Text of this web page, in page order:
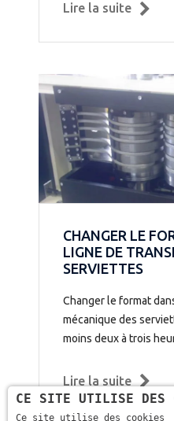
Lire la suite
CHANGER LE
LIGNE DE
SERVIETTES
Changer le format
mécanique des
moins deux à trois
Lire la suite
CE SITE UTILISE DES
Ce site utilise des cookies